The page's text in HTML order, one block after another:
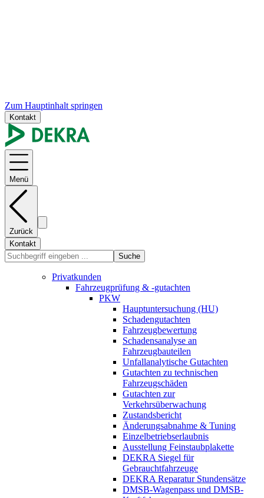
Zum Hauptinhalt springen
Kontakt
Menü
Zurück
Kontakt
Suche
Privatkunden
Fahrzeugprüfung & -gutachten
PKW
Hauptuntersuchung (HU)
Schadengutachten
Fahrzeugbewertung
Schadensanalyse an
Fahrzeugbauteilen
Unfallanalytische Gutachten
Gutachten zu technischen
Fahrzeugschäden
Gutachten zur
Verkehrsüberwachung
Zustandsbericht
Änderungsabnahme & Tuning
Einzelbetriebserlaubnis
Ausstellung Feinstaubplakette
DEKRA Siegel für
Gebrauchtfahrzeuge
DEKRA Reparatur Stundensätze
DMSB-Wagenpass und DMSB-